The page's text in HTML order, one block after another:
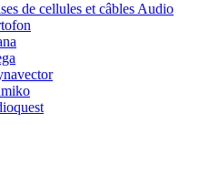
de cellules et câbles Audio